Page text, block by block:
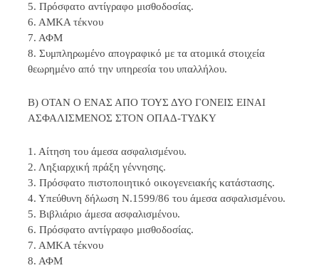
5. Πρόσφατο αντίγραφο μισθοδοσίας.
6. ΑΜΚΑ τέκνου
7. ΑΦΜ
8. Συμπληρωμένο απογραφικό με τα ατομικά στοιχεία
θεωρημένο από την υπηρεσία του υπαλλήλου.
Β) ΟΤΑΝ Ο ΕΝΑΣ ΑΠΟ ΤΟΥΣ ΔΥΟ ΓΟΝΕΙΣ ΕΙΝΑΙ
ΑΣΦΑΛΙΣΜΕΝΟΣ ΣΤΟΝ ΟΠΑΔ-ΤΥΔΚΥ
1. Αίτηση του άμεσα ασφαλισμένου.
2. Ληξιαρχική πράξη γέννησης.
3. Πρόσφατο πιστοποιητικό οικογενειακής κατάστασης.
4. Υπεύθυνη δήλωση Ν.1599/86 του άμεσα ασφαλισμένου.
5. Βιβλιάριο άμεσα ασφαλισμένου.
6. Πρόσφατο αντίγραφο μισθοδοσίας.
7. ΑΜΚΑ τέκνου
8. ΑΦΜ